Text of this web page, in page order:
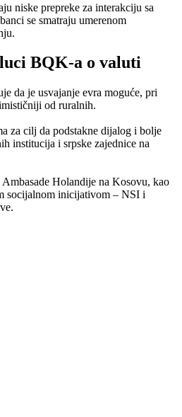
niske prepreke za interakciju sa
se smatraju umerenom
BQK-a o valuti
da je usvajanje evra moguće, pri
od ruralnih.
za cilj da podstakne dijalog i bolje
institucija i srpske zajednice na
Ambasade Holandije na Kosovu, kao
socijalnom inicijativom – NSI i